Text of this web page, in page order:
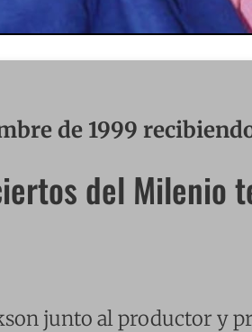
de 1999
del Milenio
junto al productor y